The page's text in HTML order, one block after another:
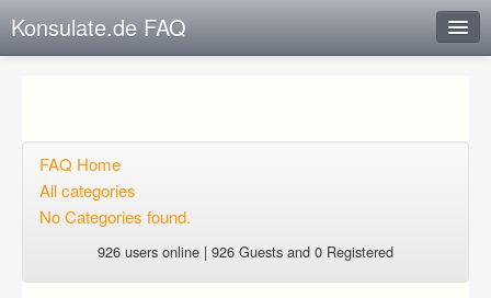
Konsulate.de FAQ
Open questions
Login
FAQ Home
All categories
No Categories found.
926 users online | 926 Guests and 0 Registered